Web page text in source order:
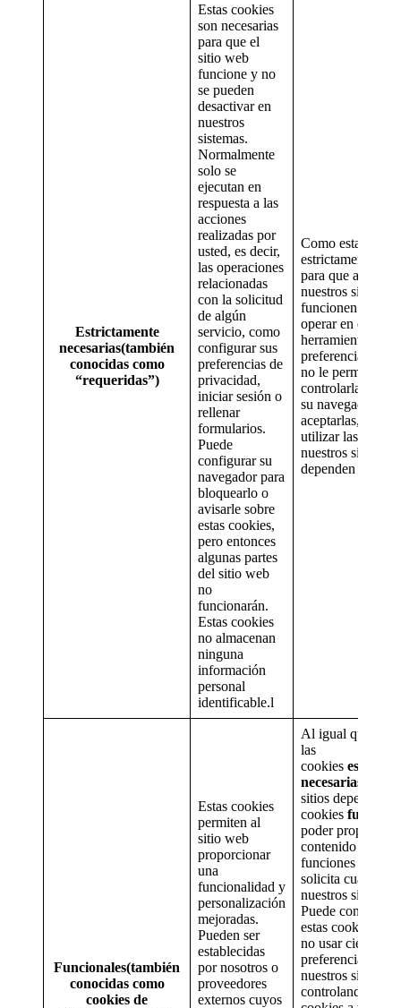
Estrictamente
necesarias(también
conocidas como
“requeridas”)
Estas cookies
son necesarias
para que el
sitio web
funcione y no
se pueden
desactivar en
nuestros
sistemas.
Normalmente
solo se
ejecutan en
respuesta a las
acciones
realizadas por
usted, es decir,
las operaciones
relacionadas
con la solicitud
de algún
servicio, como
configurar sus
preferencias de
privacidad,
iniciar sesión o
rellenar
formularios.
Puede
configurar su
navegador para
bloquearlo o
avisarle sobre
estas cookies,
pero entonces
algunas partes
del sitio web
no
funcionarán.
Estas cookies
no almacenan
ninguna
información
personal
identificable.l
Como estas
estrictamente
para que algunos
nuestros sitios
funcionen y se
operar en ellos,
herramientas de
preferencias de
no le permiten
controlarlas. Si
su navegador
aceptarlas, no
utilizar las
nuestros sitios
dependen de
Funcionales(también
conocidas como
cookies de
Estas cookies
permiten al
sitio web
proporcionar
una
funcionalidad y
personalización
mejoradas.
Pueden ser
establecidas
por nosotros o
proveedores
externos cuyos
Al igual que
las
cookies
necesarias,
sitios dependen
cookies
poder
contenido y las
funciones que
solicita cuando
nuestros sitios
Puede controlar
estas cookies
no usar ciertas
preferencias que
nuestros sitios
controlando estas